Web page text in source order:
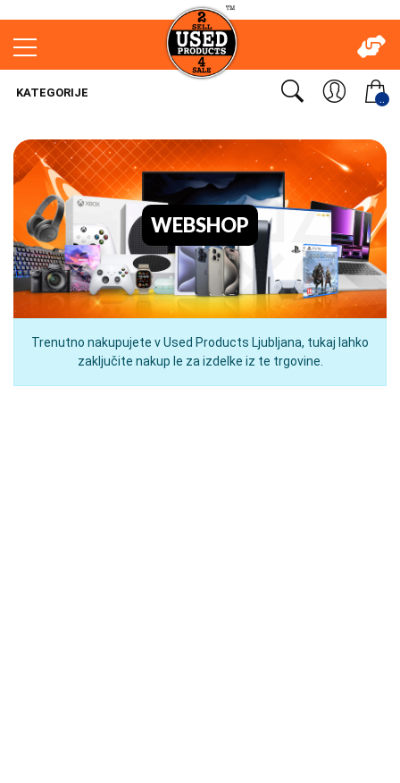
..
KATEGORIJE
WEBSHOP
Trenutno nakupujete v Used Products Ljubljana, tukaj lahko
zaključite nakup le za izdelke iz te trgovine.